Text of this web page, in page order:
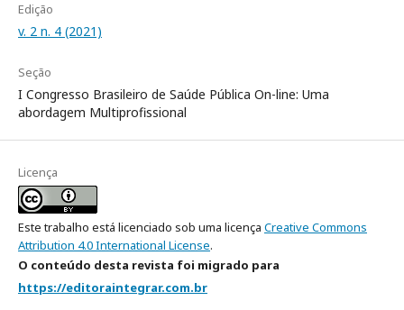
Edição
v. 2 n. 4 (2021)
Seção
I Congresso Brasileiro de Saúde Pública On-line: Uma
abordagem Multiprofissional
Licença
Este trabalho está licenciado sob uma licença Creative Commons
Attribution 4.0 International License.
O conteúdo desta revista foi migrado para
https://editoraintegrar.com.br